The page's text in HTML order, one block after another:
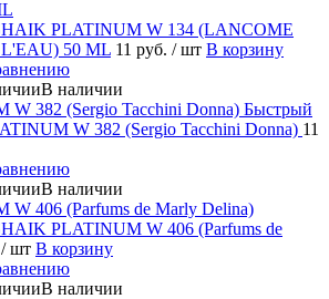
PLATINUM W 134 (LANCOME
50 ML 11 руб. / шт В корзину
В наличии
Быстрый
W 382 (Sergio Tacchini Donna) 11
В наличии
PLATINUM W 406 (Parfums de
/ шт В корзину
В наличии